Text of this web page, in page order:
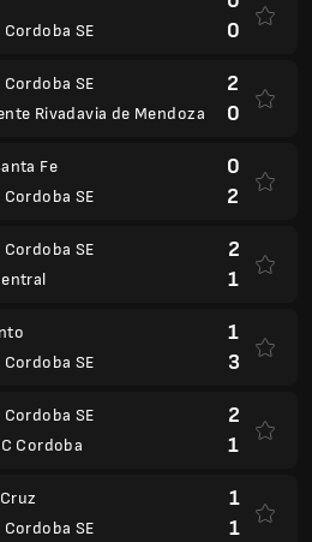
SE
0
SE
Rivadavia de Mendoza
2
0
Fe
SE
0
2
SE
2
1
SE
1
3
SE
Cordoba
2
1
SE
1
1